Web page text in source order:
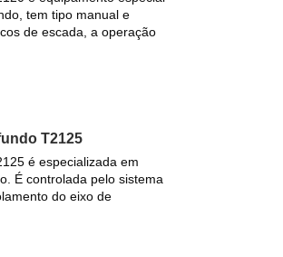
tem tipo manual e
de escada, a operação
T2125
é especializada em
É controlada pelo sistema
do eixo de